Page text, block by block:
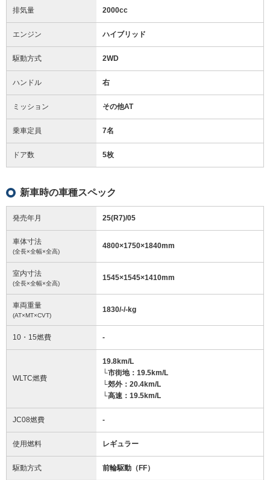
排気量 2000cc
エンジン ハイブリッド
駆動方式 2WD
ハンドル 右
ミッション その他AT
乗車定員 7名
ドア数 5枚
新車時の車種スペック
発売年月 25(R7)/05
車体寸法
(全長×全幅×全高)
4800×1750×1840mm
室内寸法
(全長×全幅×全高)
1545×1545×1410mm
車両重量
(AT×MT×CVT)
1830/-/-kg
10・15燃費 -
WLTC燃費
19.8km/L
└市街地：19.5km/L
└郊外：20.4km/L
└高速：19.5km/L
JC08燃費 -
使用燃料 レギュラー
駆動方式 前輪駆動（FF）